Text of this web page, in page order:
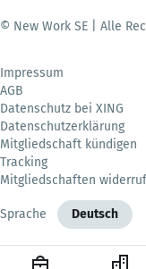
© New Work SE | Alle
Impressum
AGB
Datenschutz bei XING
Datenschutzerklärung
Mitgliedschaft kündigen
Tracking
Mitgliedschaften
Sprache Deutsch